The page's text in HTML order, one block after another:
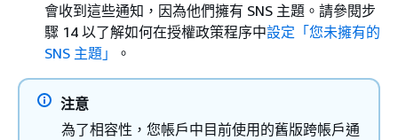
會收到這些通知，因為他們擁有 SNS 主題。請參閱步
驟 14 以了解如何在授權政策程序中設定「您未擁有的
SNS 主題」
。
注意
為了相容性，您帳戶中目前使用的舊版跨帳戶通